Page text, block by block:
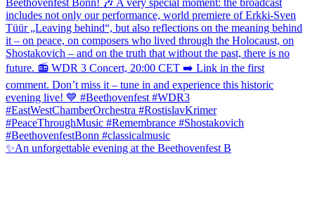
✨An unforgettable evening at the Beethovenfest B